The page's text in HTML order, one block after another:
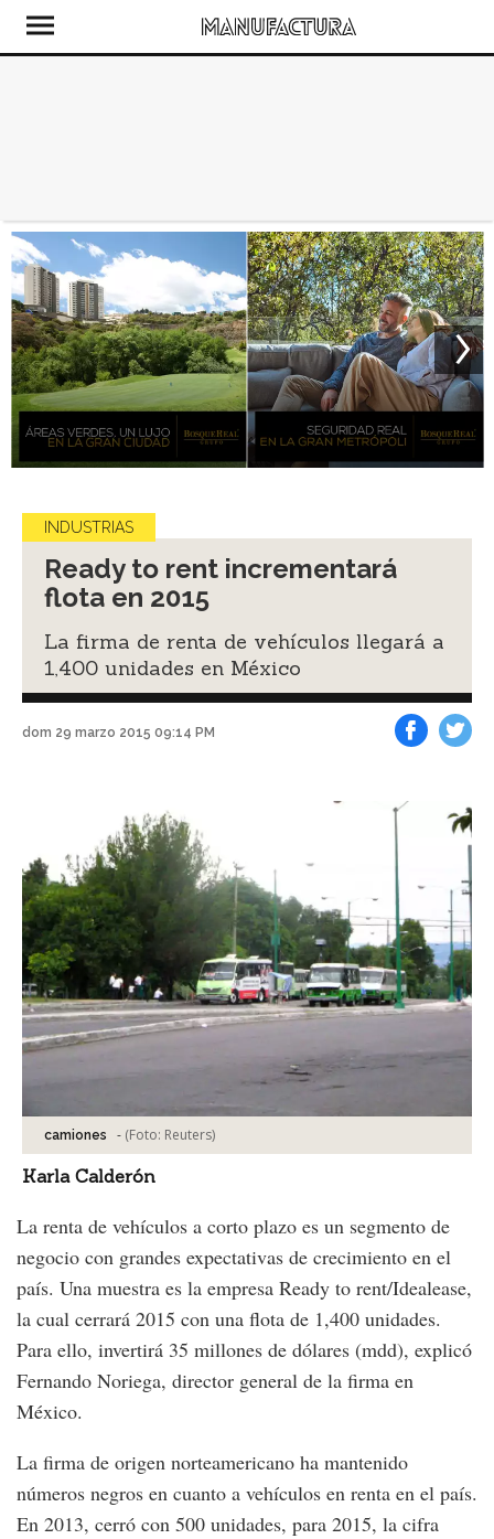
INDUSTRIAS
Ready to rent incrementará
flota en 2015
La firma de renta de vehículos llegará a
1,400 unidades en México
dom 29 marzo 2015 09:14 PM
camiones - (Foto: Reuters)
Karla Calderón
La renta de vehículos a corto plazo es un segmento de
negocio con grandes expectativas de crecimiento en el
país. Una muestra es la empresa Ready to rent/Idealease,
la cual cerrará 2015 con una flota de 1,400 unidades.
Para ello, invertirá 35 millones de dólares (mdd), explicó
Fernando Noriega, director general de la firma en
México.
La firma de origen norteamericano ha mantenido
números negros en cuanto a vehículos en renta en el país.
En 2013, cerró con 500 unidades, para 2015, la cifra